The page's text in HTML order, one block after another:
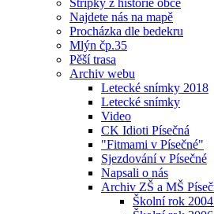
Střípky z historie obce
Najdete nás na mapě
Procházka dle bedekru
Mlýn čp.35
Pěší trasa
Archiv webu
Letecké snímky 2018
Letecké snímky
Video
CK Idioti Písečná
"Fitmami v Písečné"
Sjezdování v Písečné
Napsali o nás
Archiv ZŠ a MŠ
Školní rok